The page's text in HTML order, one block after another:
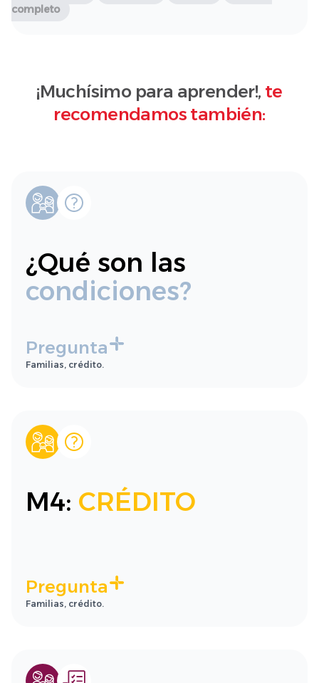
completo
¡Muchísimo para aprender!, te
recomendamos también:
¿Qué son las
condiciones?
Pregunta
Familias, crédito.
M4: CRÉDITO
Pregunta
Familias, crédito.